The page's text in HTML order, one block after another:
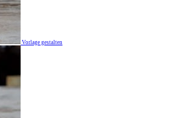
Vorlage gestalten